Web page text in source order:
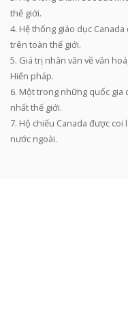
thế giới.
4. Hệ thống giáo dục
trên toàn thế giới.
5. Giá trị nhân văn về văn
Hiến pháp.
6. Một trong những quốc gia
nhất thế giới.
7. Hộ chiếu Canada được
nước ngoài.